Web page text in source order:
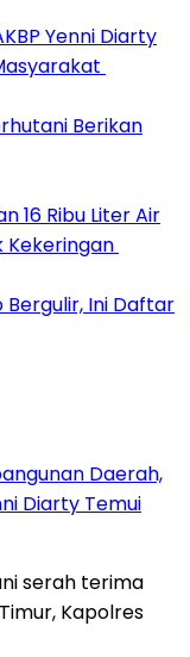
Yenni Diarty
Berikan
16 Ribu Liter Air
Kekeringan
Bergulir, Ini Daftar
Daerah,
Diarty Temui
serah terima
Kapolres